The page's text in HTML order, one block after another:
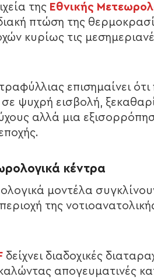
της Εθνικής
πτώση της
κυρίως τις
επισημαίνει ότι
σε ψυχρή εισβολή,
αλλά μια
κέντρα
μοντέλα
της
δείχνει διαδοχικές
απογευματινές